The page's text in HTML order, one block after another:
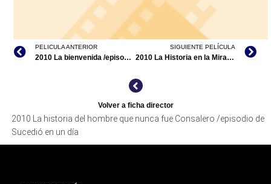
PELICULA ANTERIOR
2010 La bienvenida /episodio de Revolución
SIGUIENTE PELÍCULA
2010 La Historia en la Mirada/documental
Volver a ficha director
2010 La historia del hombre que nunca fue Consalero /episodio de
Sucedió en un día